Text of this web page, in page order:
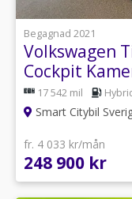
Begagnad 2021
Volkswagen
Cockpit
17 542 mil
Smart Citybil
fr. 4 033 kr/mån
248 900 kr